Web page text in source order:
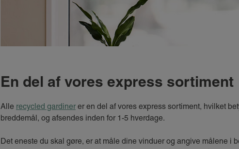
En del af vores express sortiment
Alle recycled gardinerer en del af vores express sortiment, hvilket
breddemål, og afsendes inden for 1-5 hverdage.
Det eneste du skal gøre, er at måle dine vinduer og angive målene i